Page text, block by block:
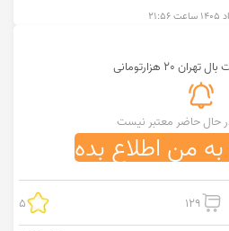
20 هزارتومانی
حال حاضر معتبر نیست
من اطلاع بده
129
5